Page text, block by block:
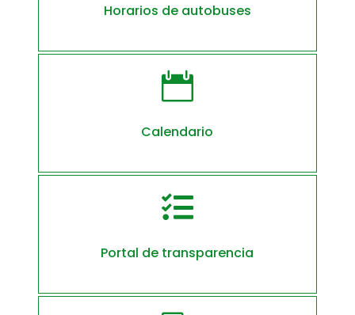
Horarios de autobuses

Calendario

Portal de transparencia